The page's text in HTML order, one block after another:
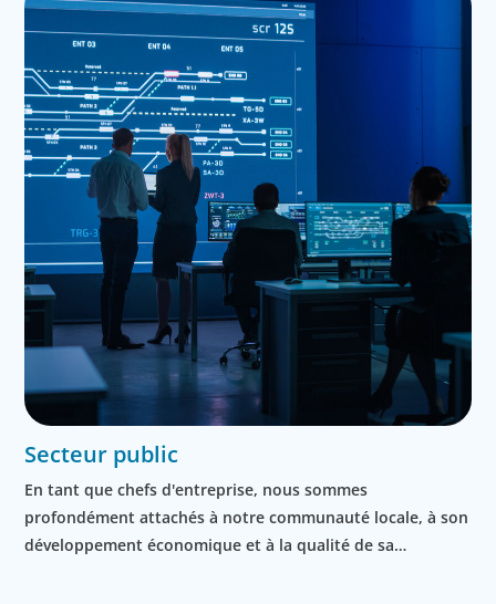
reconstruction de leur vie.
Secteur public
En tant que chefs d'entreprise, nous sommes
profondément attachés à notre communauté locale, à son
développement économique et à la qualité de sa